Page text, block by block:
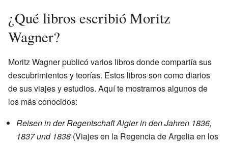
¿Qué libros escribió Moritz
Wagner?
Moritz Wagner publicó varios libros donde compartía sus
descubrimientos y teorías. Estos libros son como diarios
de sus viajes y estudios. Aquí te mostramos algunos de
los más conocidos:
Reisen in der Regentschaft Algier in den Jahren 1836,
1837 und 1838 (Viajes en la Regencia de Argelia en los